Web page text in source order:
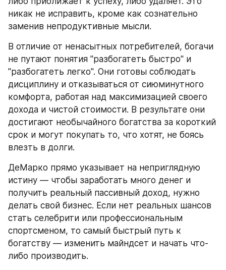
никак не исправить, кроме как сознательно
заменив непродуктивные мысли.
В отличие от ненасытных потребителей, богачи
не путают понятия "разбогатеть быстро" и
"разбогатеть легко". Они готовы соблюдать
дисциплину и отказываться от сиюминутного
комфорта, работая над максимизацией своего
дохода и чистой стоимости. В результате они
достигают необычайного богатства за короткий
срок и могут покупать то, что хотят, не боясь
влезть в долги.
ДеМарко прямо указывает на неприглядную
истину — чтобы заработать много денег и
получить реальный пассивный доход, нужно
делать свой бизнес. Если нет реальных шансов
стать селебрити или профессиональным
спортсменом, то самый быстрый путь к
богатству — изменить майндсет и начать что-
либо производить.